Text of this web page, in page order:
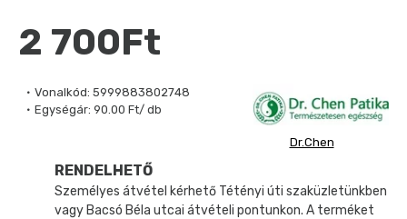
Vonalkód: 5999883802748
Egységár: 90.00 Ft/ db
Dr.Chen
2 700Ft
RENDELHETŐ
Személyes átvétel kérhető Tétényi úti szaküzletünkben
vagy Bacsó Béla utcai átvételi pontunkon. A terméket